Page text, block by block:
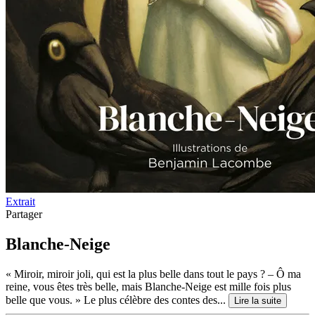
Extrait
Partager
Blanche-Neige
« Miroir, miroir joli, qui est la plus belle dans tout le pays ? – Ô ma
reine, vous êtes très belle, mais Blanche-Neige est mille fois plus
belle que vous. » Le plus célèbre des contes des...
Lire la suite